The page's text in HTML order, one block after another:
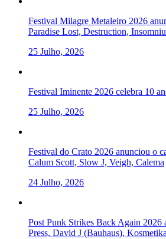
Festival Milagre Metaleiro 2026
Paradise Lost, Destruction,
25 Julho, 2026
Festival Iminente 2026 celebra 10
25 Julho, 2026
Festival do Crato 2026 anunciou o
Calum Scott, Slow J, Veigh, Calema
24 Julho, 2026
Post Punk Strikes Back Again
Press, David J (Bauhaus),